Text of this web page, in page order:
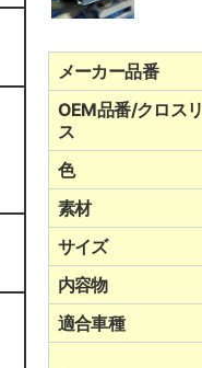
メーカー品番
OEM品番/クロス
ス
色
素材
サイズ
内容物
適合車種